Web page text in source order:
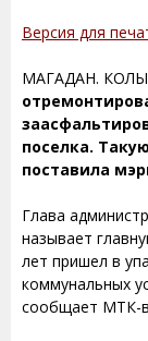
Версия для
МАГАДАН.
поселка.
поставила
Глава
называет
лет пришел в
коммунальных
сообщает МТК-